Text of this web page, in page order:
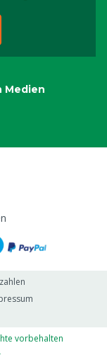
Medien
vorbehalten